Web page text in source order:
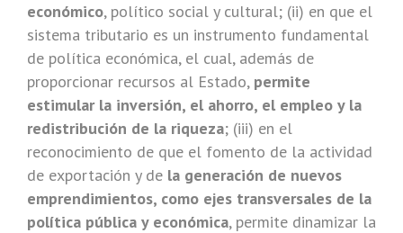
económico, político social y cultural; (ii) en que el
sistema tributario es un instrumento fundamental
de política económica, el cual, además de
proporcionar recursos al Estado, permite
estimular la inversión, el ahorro, el empleo y la
redistribución de la riqueza; (iii) en el
reconocimiento de que el fomento de la actividad
de exportación y de la generación de nuevos
emprendimientos, como ejes transversales de la
política pública y económica, permite dinamizar la